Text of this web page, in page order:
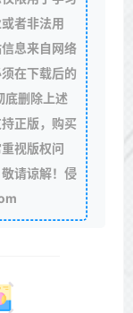
者非法用
息来自网络
在下载后的
底删除上述
正版，购买
视版权问
请谅解！侵